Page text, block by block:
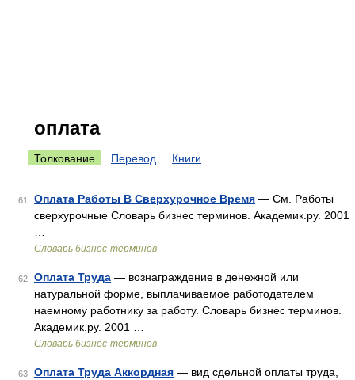
оплата
Толкование Перевод Книги
61 Оплата Работы В Сверхурочное Время — См. Работы
сверхурочные Словарь бизнес терминов. Академик.ру. 2001
Словарь бизнес-терминов
62 Оплата Труда — вознаграждение в денежной или
натуральной форме, выплачиваемое работодателем
наемному работнику за работу. Словарь бизнес терминов.
Академик.ру. 2001 …
Словарь бизнес-терминов
63 Оплата Труда Аккордная — вид сдельной оплаты труда,